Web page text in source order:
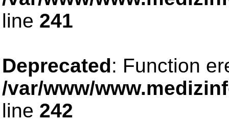
line 241
Deprecated: Function
/var/www/
line 242